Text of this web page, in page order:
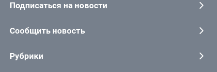
Подписаться на новости
Сообщить новость
Рубрики